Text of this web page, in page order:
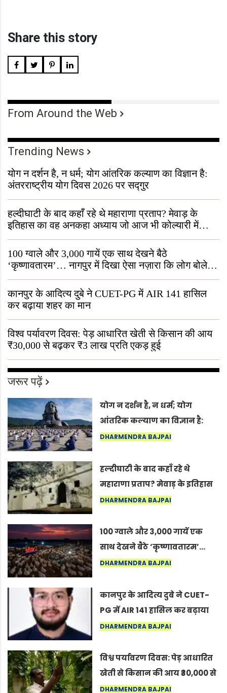
Share this story
From Around the Web
Trending News
योग न दर्शन है, न धर्म; योग आंतरिक कल्याण का विज्ञान है:
अंतरराष्ट्रीय योग दिवस 2026 पर सद्गुर
हल्दीघाटी के बाद कहाँ रहे थे महाराणा प्रताप? मेवाड़ के
इतिहास का वह अनकहा अध्याय जो आज भी कोल्यारी में
जीवित है
100 ग्वाले और 3,000 गायें एक साथ देखने बैठे
‘कृष्णावतारम’… नागपुर में दिखा ऐसा नज़ारा कि लोग बोले,
“ऐसा तो सिर्फ़ कृष्ण ही कर सकते हैं”
कानपुर के आदित्य दुबे ने CUET-PG में AIR 141 हासिल
कर बढ़ाया शहर का मान
विश्व पर्यावरण दिवस: पेड़ आधारित खेती से किसान की आय
₹30,000 से बढ़कर ₹3 लाख प्रति एकड़ हुई
जरूर पढ़ें
योग न दर्शन है, न धर्म; योग
आंतरिक कल्याण का विज्ञान है:
अंतरराष्ट्रीय योग दिवस 2026 पर
DHARMENDRA BAJPAI
हल्दीघाटी के बाद कहाँ रहे थे
महाराणा प्रताप? मेवाड़ के इतिहास
का वह अनकहा अध्याय जो आज भी
DHARMENDRA BAJPAI
100 ग्वाले और 3,000 गायें एक
साथ देखने बैठे ‘कृष्णावतारम’…
नागपुर में दिखा ऐसा नज़ारा कि
कर सकते हैं”
DHARMENDRA BAJPAI
कानपुर के आदित्य दुबे ने CUET-
PG में AIR 141 हासिल कर बढ़ाया
शहर का मान
DHARMENDRA BAJPAI
विश्व पर्यावरण दिवस: पेड़ आधारित
खेती से किसान की आय ₹30,000 से
बढ़कर ₹3 लाख प्रति एकड़ हुई
DHARMENDRA BAJPAI